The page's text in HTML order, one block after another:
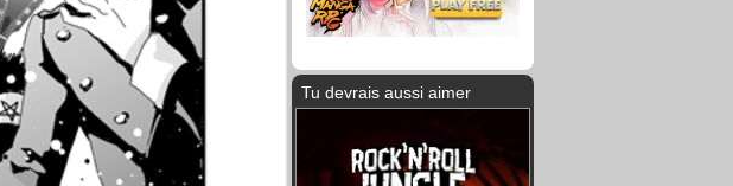
Tu devrais aussi aimer